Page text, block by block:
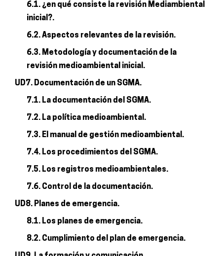
6.1. ¿en qué consiste la revisión Mediambiental
inicial?.
6.2. Aspectos relevantes de la revisión.
6.3. Metodología y documentación de la
revisión medioambiental inicial.
UD7. Documentación de un SGMA.
7.1. La documentación del SGMA.
7.2. La política medioambiental.
7.3. El manual de gestión medioambiental.
7.4. Los procedimientos del SGMA.
7.5. Los registros medioambientales.
7.6. Control de la documentación.
UD8. Planes de emergencia.
8.1. Los planes de emergencia.
8.2. Cumplimiento del plan de emergencia.